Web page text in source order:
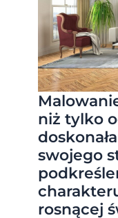
niż tylko
swojego
rosnącej